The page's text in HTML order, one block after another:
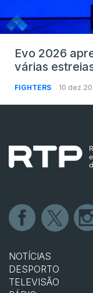
Evo 2026
várias
FIGHTERS 10 dez
NOTÍCIAS
DESPORTO
TELEVISÃO